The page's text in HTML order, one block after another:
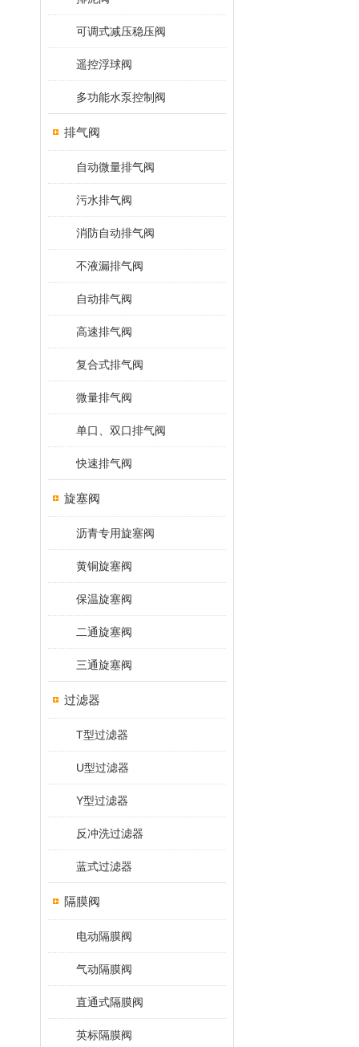
可调式减压稳压阀
遥控浮球阀
多功能水泵控制阀
排气阀
自动微量排气阀
污水排气阀
消防自动排气阀
不液漏排气阀
自动排气阀
高速排气阀
复合式排气阀
微量排气阀
单口、双口排气阀
快速排气阀
旋塞阀
沥青专用旋塞阀
黄铜旋塞阀
保温旋塞阀
二通旋塞阀
三通旋塞阀
过滤器
T型过滤器
U型过滤器
Y型过滤器
反冲洗过滤器
蓝式过滤器
隔膜阀
电动隔膜阀
气动隔膜阀
直通式隔膜阀
英标隔膜阀